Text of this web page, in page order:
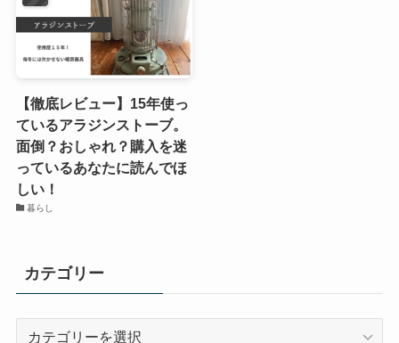
【徹底レビュー】15年使っ
ているアラジンストーブ。
面倒？おしゃれ？購入を迷
っているあなたに読んでほ
しい！
暮らし
カテゴリー